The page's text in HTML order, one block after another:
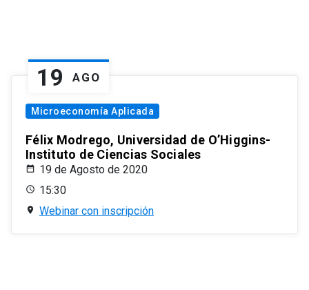
19 AGO
Microeconomía Aplicada
Félix Modrego, Universidad de O’Higgins-
Instituto de Ciencias Sociales
19 de Agosto de 2020
15:30
Webinar con inscripción